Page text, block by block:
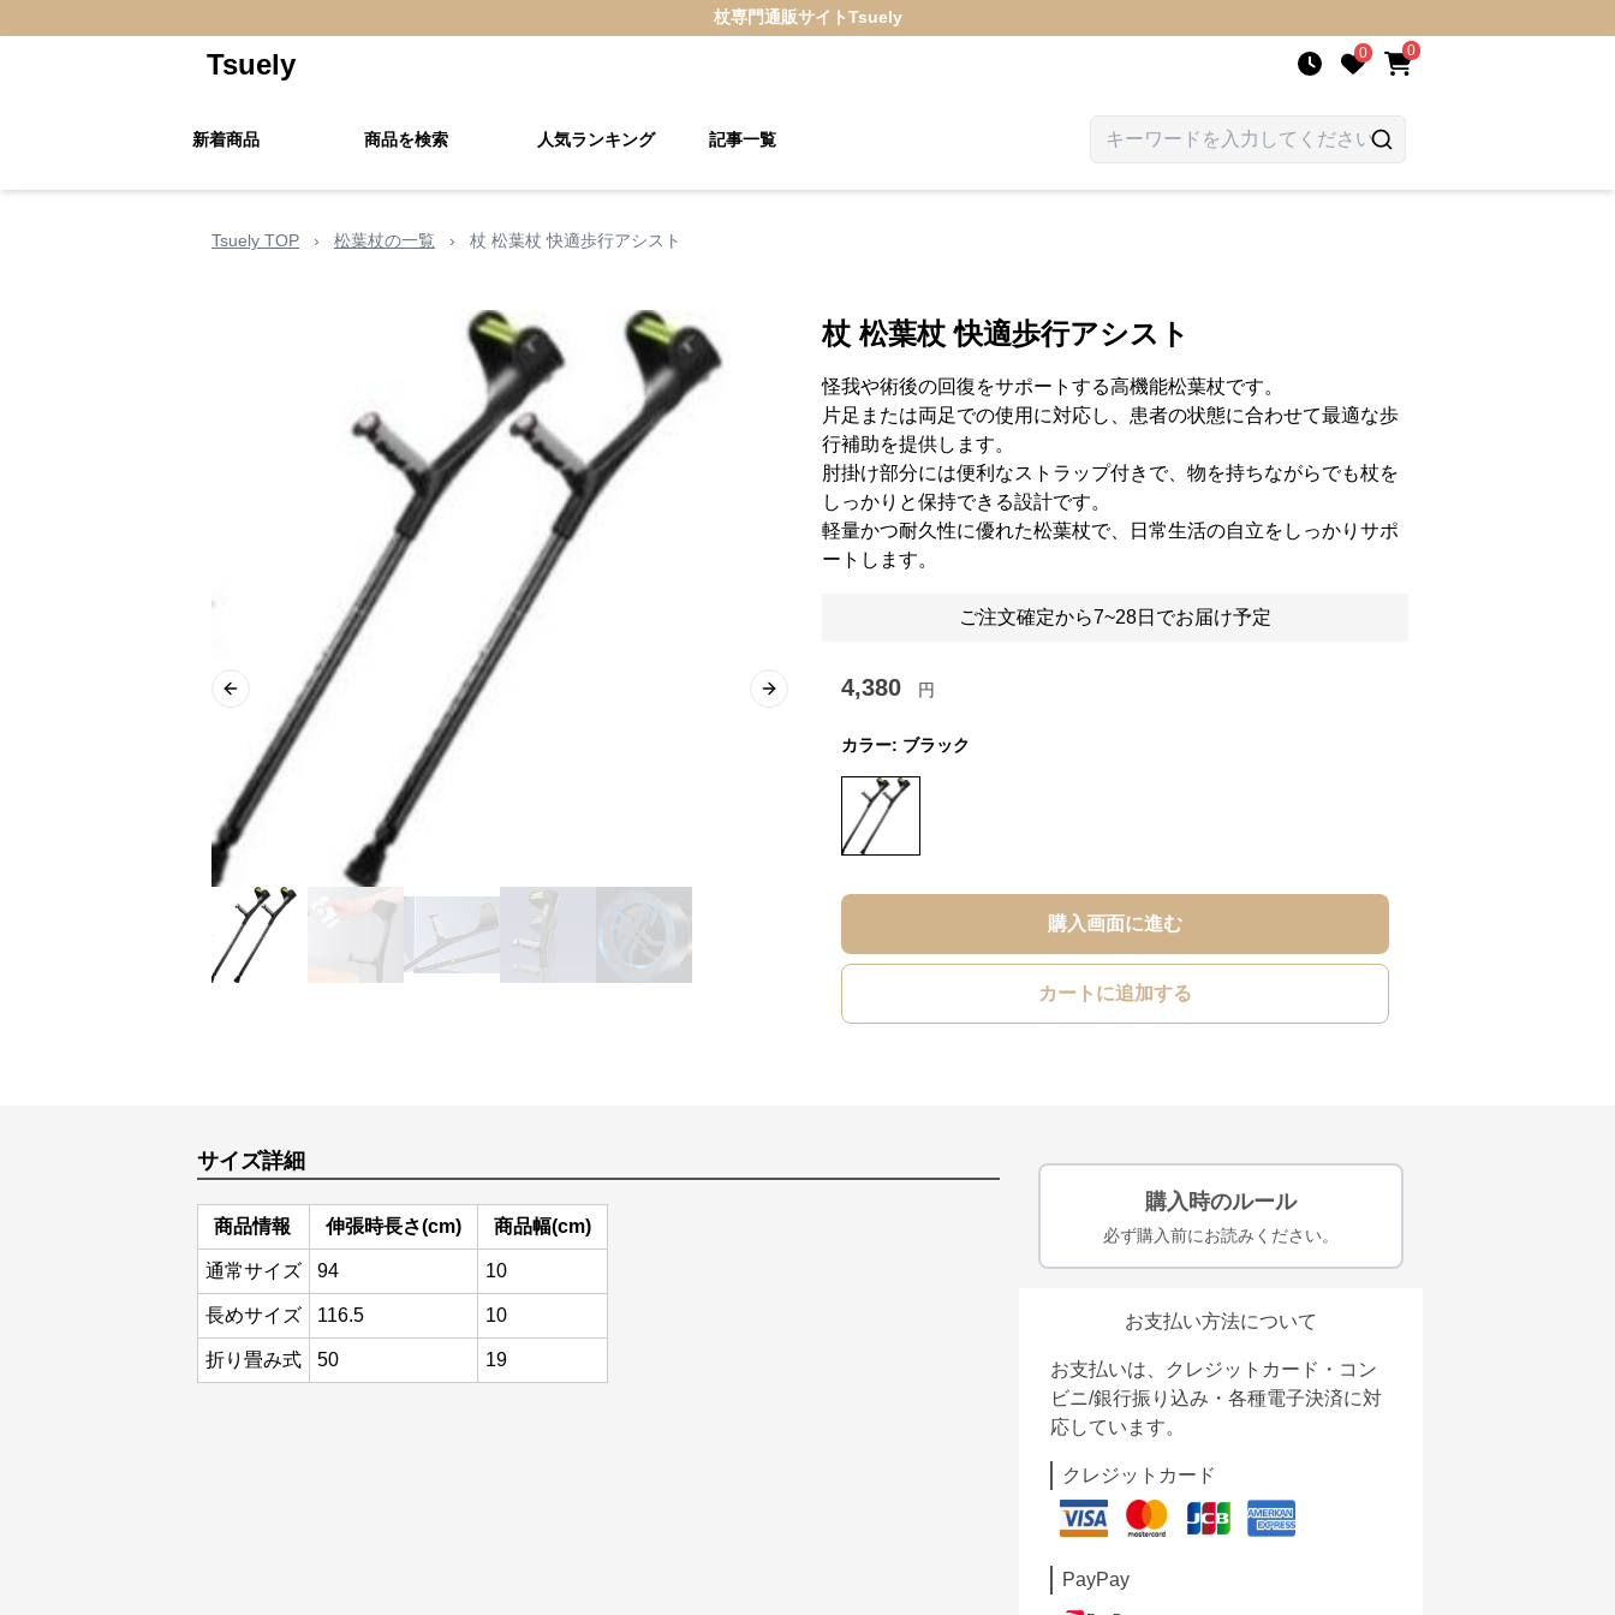
杖専門通販サイトTsuely
Tsuely 0 0
新着商品 商品を検索 人気ランキング 記事一覧
Tsuely TOP › 松葉杖の一覧 › 杖 松葉杖 快適歩行アシスト
Previous slide Next slide
杖 松葉杖 快適歩行アシスト
怪我や術後の回復をサポートする高機能松葉杖です。
片足または両足での使用に対応し、患者の状態に合わせて最適な歩
行補助を提供します。
肘掛け部分には便利なストラップ付きで、物を持ちながらでも杖を
しっかりと保持できる設計です。
軽量かつ耐久性に優れた松葉杖で、日常生活の自立をしっかりサポ
ートします。
ご注文確定から7~28日でお届け予定
4,380 円
カラー: ブラック
購入画面に進む
カートに追加する
サイズ詳細
商品情報 伸張時長さ(cm) 商品幅(cm)
通常サイズ 94 10
長めサイズ 116.5 10
折り畳み式 50 19
購入時のルール
必ず購入前にお読みください。
お支払い方法について
お支払いは、クレジットカード・コン
ビニ/銀行振り込み・各種電子決済に対
応しています。
クレジットカード
PayPay